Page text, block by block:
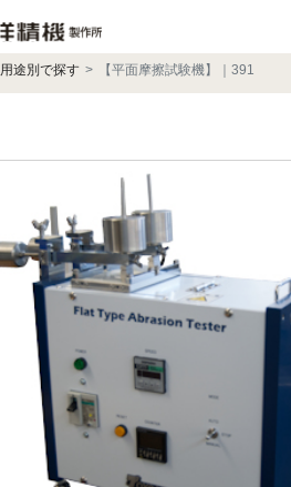
用途別で探す 【平面摩擦試験機】｜391